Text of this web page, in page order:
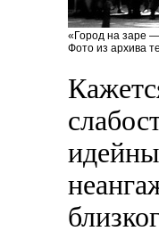
«Город на заре
Фото из архива